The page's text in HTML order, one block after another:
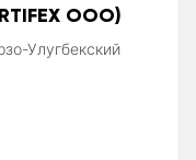
ООО)
Улугбекский